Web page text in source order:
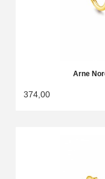
Arne
374,00